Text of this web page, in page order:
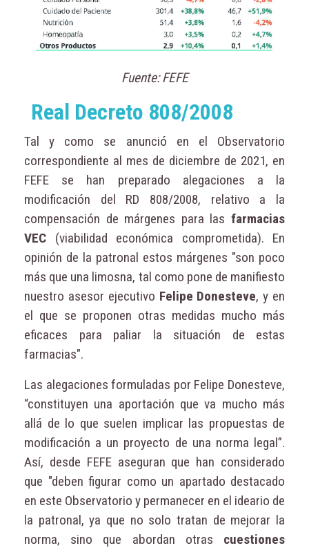
Fuente: FEFE
Real Decreto 808/2008
Tal y como se anunció en el Observatorio
correspondiente al mes de diciembre de 2021, en
FEFE se han preparado alegaciones a la
modificación del RD 808/2008, relativo a la
compensación de márgenes para las farmacias
VEC (viabilidad económica comprometida). En
opinión de la patronal estos márgenes "son poco
más que una limosna, tal como pone de manifiesto
nuestro asesor ejecutivo Felipe Donesteve, y en
el que se proponen otras medidas mucho más
eficaces para paliar la situación de estas
farmacias".
Las alegaciones formuladas por Felipe Donesteve,
“constituyen una aportación que va mucho más
allá de lo que suelen implicar las propuestas de
modificación a un proyecto de una norma legal”.
Así, desde FEFE aseguran que han considerado
que "deben figurar como un apartado destacado
en este Observatorio y permanecer en el ideario de
la patronal, ya que no solo tratan de mejorar la
norma, sino que abordan otras cuestiones